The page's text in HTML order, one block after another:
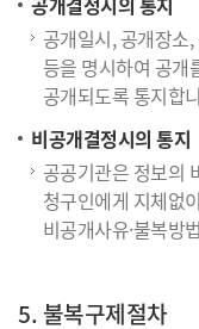
공개일시, 공개장소
등을 명시하여 공
공개되도록 통지합
비공개결정시의 통지
공공기관은 정보의
청구인에게 지체없
비공개사유·불복방
5. 불복구제절차